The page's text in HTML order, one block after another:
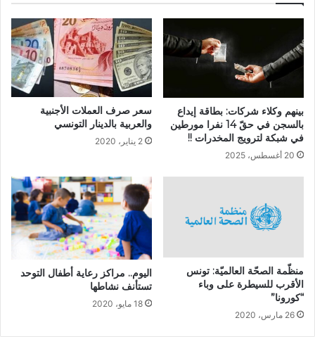
بينهم وكلاء شركات: بطاقة إيداع
بالسجن في حقّ 14 نفرا مورطين
في شبكة لترويج المخدرات !!
20 أغسطس، 2025
سعر صرف العملات الأجنبية
والعربية بالدينار التونسي
2 يناير، 2020
منظّمة الصحّة العالميّة: تونس
الأقرب للسيطرة على وباء
“كورونا”
26 مارس، 2020
اليوم.. مراكز رعاية أطفال التوحد
تستأنف نشاطها
18 مايو، 2020